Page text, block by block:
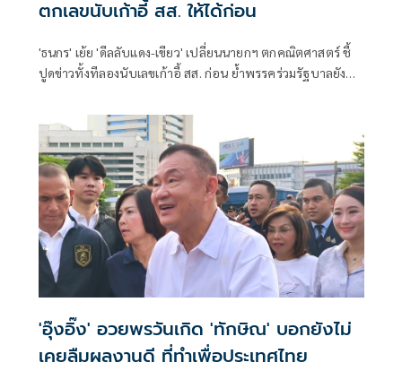
ตกเลขนับเก้าอี้ สส. ให้ได้ก่อน
'ธนกร' เย้ย 'ดีลลับแดง-เขียว' เปลี่ยนนายกฯ ตกคณิตศาสตร์ ชี้
ปูดข่าวทั้งทีลองนับเลขเก้าอี้ สส. ก่อน ย้ำพรรคร่วมรัฐบาลยัง
'อุ๊งอิ๊ง' อวยพรวันเกิด 'ทักษิณ' บอกยังไม่
เคยลืมผลงานดี ที่ทำเพื่อประเทศไทย